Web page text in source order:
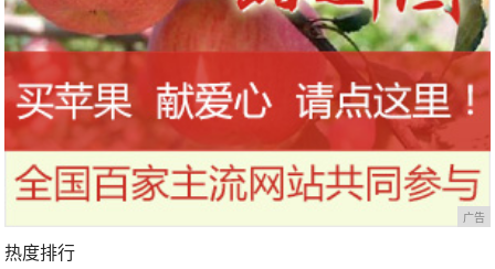
广告
热度排行